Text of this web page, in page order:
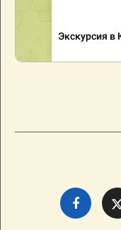
Share